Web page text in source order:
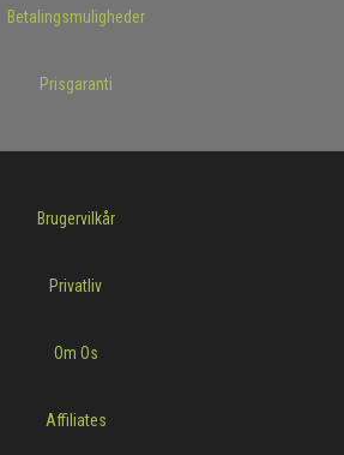
Betalingsmuligheder
Prisgaranti
Brugervilkår
Privatliv
Om Os
Affiliates